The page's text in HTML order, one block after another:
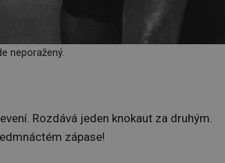
neporažený.
Rozdává jeden knokaut za druhým.
zápase!